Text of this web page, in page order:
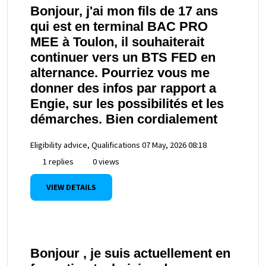
Bonjour, j'ai mon fils de 17 ans
qui est en terminal BAC PRO
MEE à Toulon, il souhaiterait
continuer vers un BTS FED en
alternance. Pourriez vous me
donner des infos par rapport a
Engie, sur les possibilités et les
démarches. Bien cordialement
Eligibility advice, Qualifications 07 May, 2026 08:18
1 replies
0 views
VIEW DETAILS
Bonjour , je suis actuellement en